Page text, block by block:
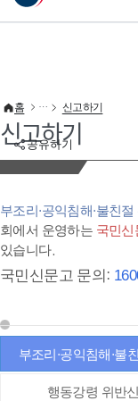
이 누리집은 대한민국 공식
공유하기
홈 신고하기
신고하기
부조리·공익침해·불친절
회에서 운영하는 국민
있습니다.
국민신문고 문의:
부조리·공익침해·불
행동강령 위반